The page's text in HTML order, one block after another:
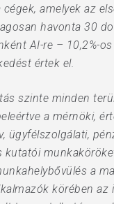
cégek, amelyek az
havonta 30
AI-re – 10,2%-os
értek el.
szinte minden
a mérnöki,
ügyfélszolgálati,
kutatói
a
körében az